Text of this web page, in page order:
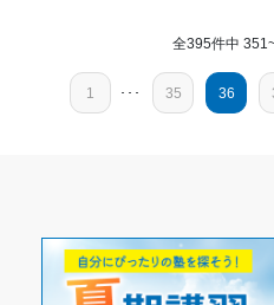
目的の達成理由
志望校と合格状況
利用詳細
通塾期間
中学3年
使う参考書の目的も説明がな
せた勉強ではなかった。その
も特に無かった。もっと目標
基本的に教室の設備は綺麗だ
し、机、椅子などの学習設備
全395件中
1 ･･･ 35 36